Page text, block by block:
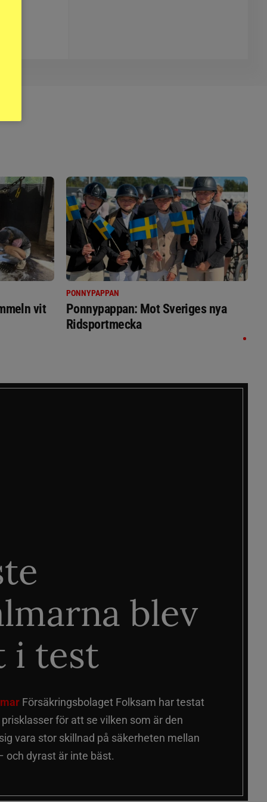
vit
PONNYPAPPAN
Ponnypappan: Mot Sveriges nya
Ridsportmecka
blev
i test
Försäkringsbolaget Folksam har testat
för att se vilken som är den
vara stor skillnad på säkerheten mellan
och dyrast är inte bäst.